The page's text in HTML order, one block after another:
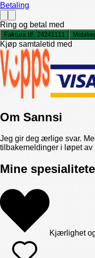
Betaling
Ring og betal med
Faktura tlf: 24241111
Kjøp samtaletid med
Om Sannsi
Jeg gir deg ærlige svar.
tilbakemeldinger i løpet av
Mine
Kjærlighet